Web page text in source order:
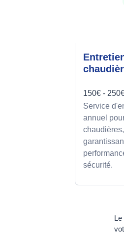
150€ -
Service
annuel
chaudières,
sécurité.